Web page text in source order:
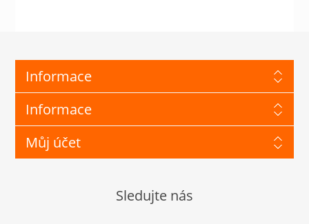
Informace
Informace
Můj účet
Sledujte nás